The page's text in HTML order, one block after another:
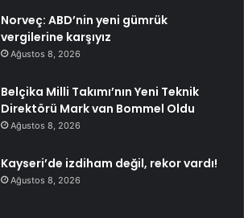
Norveç: ABD’nin yeni gümrük
vergilerine karşıyız
Ağustos 8, 2026
Belçika Milli Takımı’nın Yeni Teknik
Direktörü Mark van Bommel Oldu
Ağustos 8, 2026
Kayseri’de izdiham değil, rekor vardı!
Ağustos 8, 2026